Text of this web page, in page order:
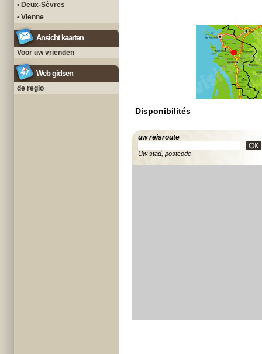
• Deux-Sèvres
• Vienne
Ansicht kaarten
Voor uw vrienden
Web gidsen
de regio
Disponibilités
uw reisroute
Uw stad, postcode